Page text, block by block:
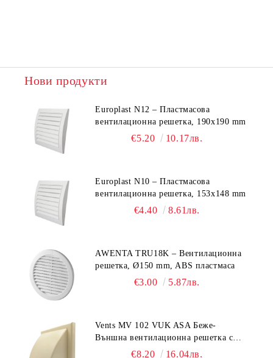
Нови продукти
Europlast N12 – Пластмасова
вентилационна решетка, 190x190 mm
€5.20 10.17лв.
Europlast N10 – Пластмасова
вентилационна решетка, 153x148 mm
€4.40 8.61лв.
AWENTA TRU18K – Вентилационна
решетка, Ø150 mm, ABS пластмаса
€3.00 5.87лв.
Vents MV 102 VUK ASA Беже-
Външна вентилационна решетка с
гравитачна клапа Ø 100, Ø 125,
€8.20 16.04лв.